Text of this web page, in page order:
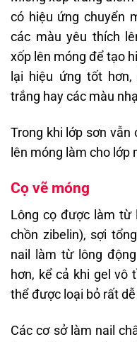
có hiệu ứng chuyển
các màu yêu thích
xốp lên móng để tạo
lại hiệu ứng tốt
trắng hay các màu
Trong khi lớp sơn vẫn
lên móng làm cho lớp
Cọ vẽ móng
Lông cọ được làm từ
chồn zibelin), sợi
nail làm từ lông
hơn, kể cả khi gel vô
thể được loại bỏ rất
Các cơ sở làm nail